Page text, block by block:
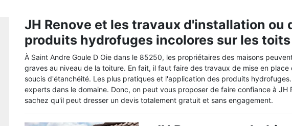
JH Renove et les travaux d'installation ou
produits hydrofuges incolores sur les
À Saint Andre Goule D Oie dans le 85250, les propriétaires des maisons
graves au niveau de la toiture. En fait, il faut faire des travaux de mise en
soucis d'étanchéité. Les plus pratiques et l'application des produits
experts dans le domaine. Donc, on peut vous proposer de faire confiance à JH
sachez qu'il peut dresser un devis totalement gratuit et sans engagement.